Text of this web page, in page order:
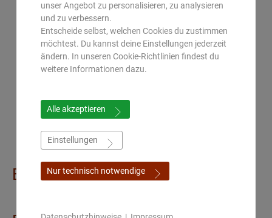
Bildungsangebot mit
unser Angebot zu personalisieren, zu analysieren
und zu verbessern.
Entscheide selbst, welchen Cookies du zustimmen
möchtest. Du kannst deine Einstellungen jederzeit
ändern. In unseren Cookie-Richtlinien findest du
weitere Informationen dazu.
Alle akzeptieren
Einstellungen
Nur technisch notwendige